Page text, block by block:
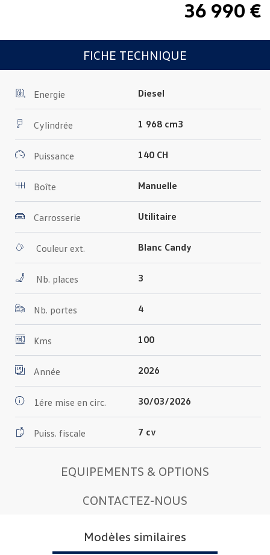
36 990 €
FICHE TECHNIQUE
Energie Diesel
Cylindrée 1 968 cm3
Puissance 140 CH
Boîte Manuelle
Carrosserie Utilitaire
Couleur ext. Blanc Candy
Nb. places 3
Nb. portes 4
Kms 100
Année 2026
1ére mise en circ. 30/03/2026
Puiss. fiscale 7 cv
EQUIPEMENTS & OPTIONS
CONTACTEZ-NOUS
Modèles similaires